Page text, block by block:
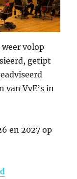
volop
getipt
van VvE’s in
en 2027 op